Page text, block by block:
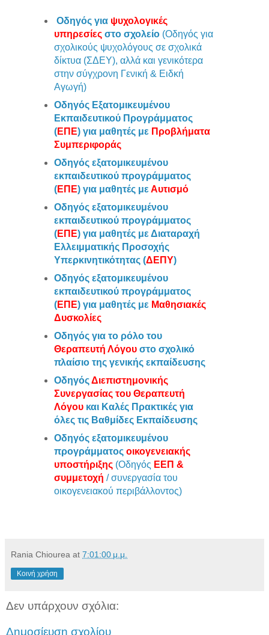
Οδηγός για ψυχολογικές
υπηρεσίεςστο σχολείο (Οδηγός για
σχολικούς ψυχολόγους σε σχολικά
δίκτυα (ΣΔΕΥ), αλλά και γενικότερα
στην σύγχρονη Γενική & Ειδκή
Αγωγή)
Οδηγός Εξατομικευμένου
Εκπαιδευτικού Προγράμματος
(ΕΠΕ) για μαθητές με Προβλήματα
Συμπεριφοράς
Οδηγός εξατομικευμένου
εκπαιδευτικού προγράμματος
(ΕΠΕ) για μαθητές μεΑυτισμό
Οδηγός εξατομικευμένου
εκπαιδευτικού προγράμματος
(ΕΠΕ) για μαθητές με Διαταραχή
Ελλειμματικής Προσοχής
Υπερκινητικότητας (ΔΕΠΥ)
Οδηγός εξατομικευμένου
εκπαιδευτικού προγράμματος
(ΕΠΕ) για μαθητές με Μαθησιακές
Δυσκολίες
Οδηγός για το ρόλο του
Θεραπευτή Λόγουστο σχολικό
πλαίσιο της γενικής εκπαίδευσης
ΟδηγόςΔιεπιστημονικής
Συνεργασίας του Θεραπευτή
Λόγουκαι Καλές Πρακτικές για
όλες τις Βαθμίδες Εκπαίδευσης
Οδηγός εξατομικευμένου
προγράμματος οικογενειακής
υποστήριξης (Οδηγός ΕΕΠ &
συμμετοχή / συνεργασία του
οικογενειακού περιβάλλοντος)
Rania Chiourea at 7:01:00 μ.μ.
Κοινή χρήση
Δεν υπάρχουν σχόλια:
Δημοσίευση σχολίου